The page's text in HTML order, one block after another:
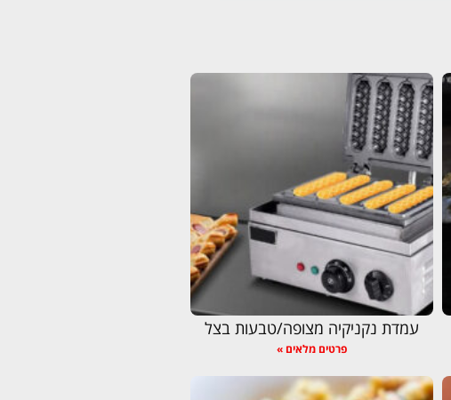
עמדת נקניקיה מצופה/טבעות בצל
פרטים מלאים »